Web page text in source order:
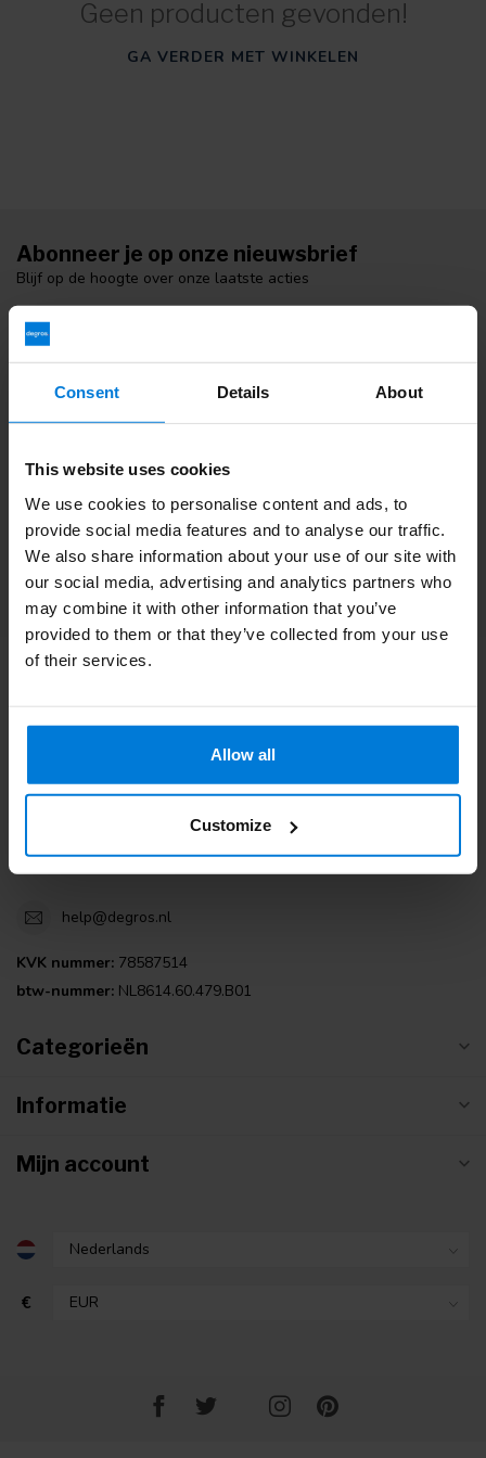
Consent Details About
This website uses cookies
We use cookies to personalise content and ads, to
provide social media features and to analyse our traffic.
We also share information about your use of our site with
our social media, advertising and analytics partners who
may combine it with other information that you’ve
provided to them or that they’ve collected from your use
of their services.
Allow all
Customize
Geen producten gevonden!
GA VERDER MET WINKELEN
Meer informatie
Klantenservice
Bekijk onze blogs
Abonneer je op onze nieuwsbrief
Blijf op de hoogte over onze laatste acties
the Netherlands
+31 (0)30 203 59 02
help@degros.nl
KVK nummer: 78587514
btw-nummer: NL8614.60.479.B01
Categorieën
Informatie
Mijn account
€